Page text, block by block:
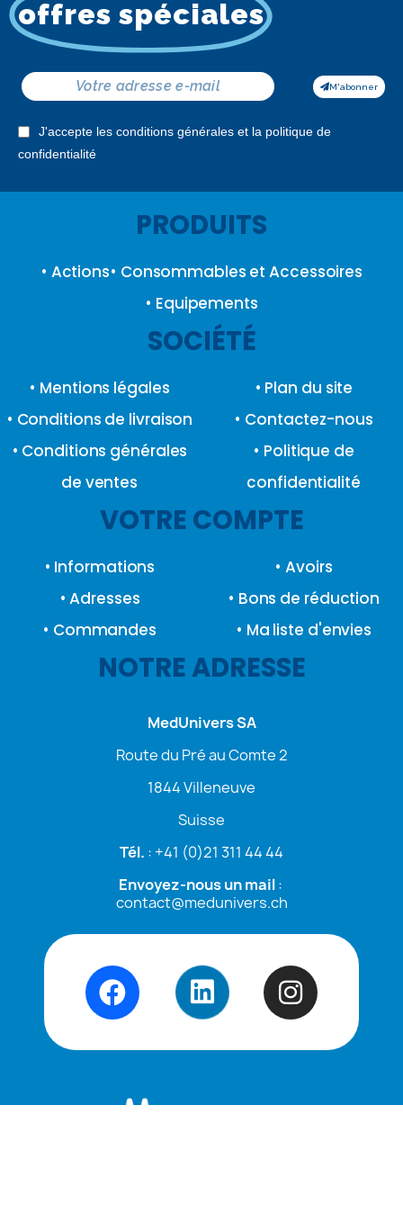
offres spéciales
M'abonner
J'accepte les conditions générales et la politique de
confidentialité
PRODUITS
• Actions• Consommables et Accessoires
• Equipements
SOCIÉTÉ
• Mentions légales
• Conditions de livraison
• Conditions générales
de ventes
• Plan du site
• Contactez-nous
• Politique de
confidentialité
VOTRE COMPTE
• Informations
• Adresses
• Commandes
• Avoirs
• Bons de réduction
• Ma liste d'envies
NOTRE ADRESSE
MedUnivers SA
Route du Pré au Comte 2
1844 Villeneuve
Suisse
Tél. : +41 (0)21 311 44 44
Envoyez-nous un mail:
contact@medunivers.ch